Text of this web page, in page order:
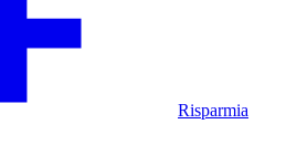
Risparmia